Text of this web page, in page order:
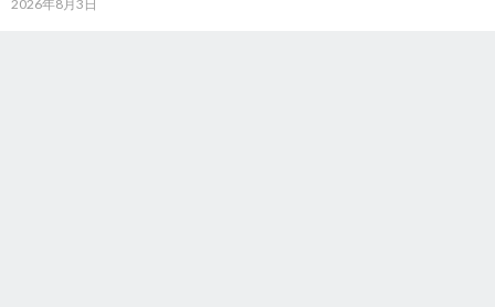
2026年8月3日